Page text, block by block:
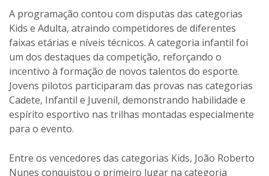
A programação contou com disputas das categorias
Kids e Adulta, atraindo competidores de diferentes
faixas etárias e níveis técnicos. A categoria infantil foi
um dos destaques da competição, reforçando o
incentivo à formação de novos talentos do esporte.
Jovens pilotos participaram das provas nas categorias
Cadete, Infantil e Juvenil, demonstrando habilidade e
espírito esportivo nas trilhas montadas especialmente
para o evento.
Entre os vencedores das categorias Kids, João Roberto
Nunes conquistou o primeiro lugar na categoria